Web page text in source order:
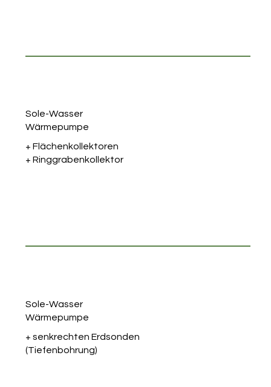
Sole-Wasser
Wärmepumpe
+ Flächenkollektoren
+ Ringgrabenkollektor
Sole-Wasser
Wärmepumpe
+ senkrechten Erdsonden
(Tiefenbohrung)